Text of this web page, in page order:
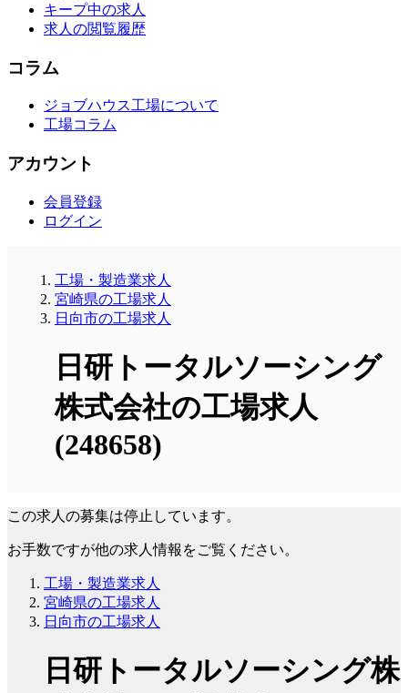
キープ中の求人
求人の閲覧履歴
コラム
ジョブハウス工場について
工場コラム
アカウント
会員登録
ログイン
工場・製造業求人
宮崎県の工場求人
日向市の工場求人
日研トータルソーシング
株式会社の工場求人
(248658)
この求人の募集は停止しています。
お手数ですが他の求人情報をご覧ください。
工場・製造業求人
宮崎県の工場求人
日向市の工場求人
日研トータルソーシング株